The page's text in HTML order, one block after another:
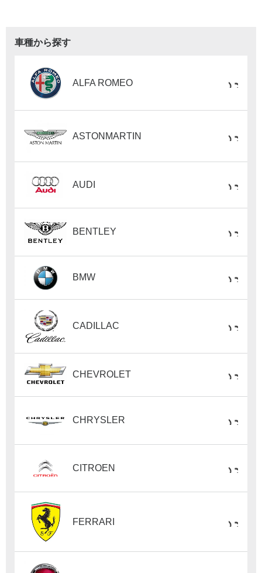
車種から探す
ALFA ROMEO
ASTONMARTIN
AUDI
BENTLEY
BMW
CADILLAC
CHEVROLET
CHRYSLER
CITROEN
FERRARI